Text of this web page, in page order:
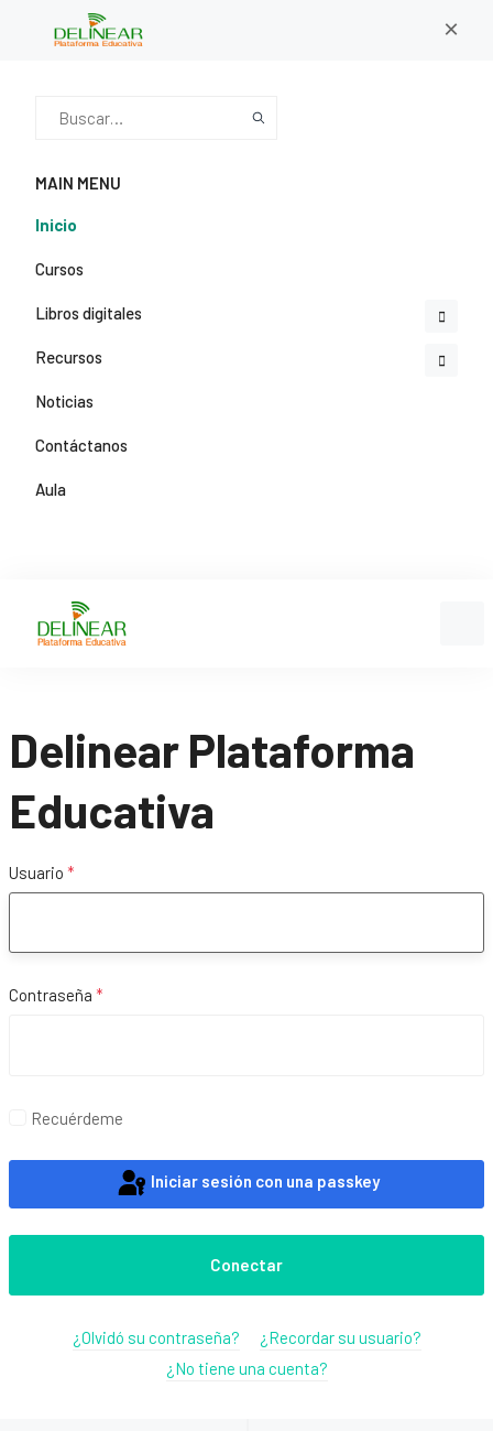
×
MAIN MENU
Inicio
Cursos
Libros digitales
Recursos
Noticias
Contáctanos
Aula
Delinear Plataforma
Educativa
Usuario *
Contraseña *
Recuérdeme
Iniciar sesión con una passkey
Conectar
¿Olvidó su contraseña?
¿Recordar su usuario?
¿No tiene una cuenta?